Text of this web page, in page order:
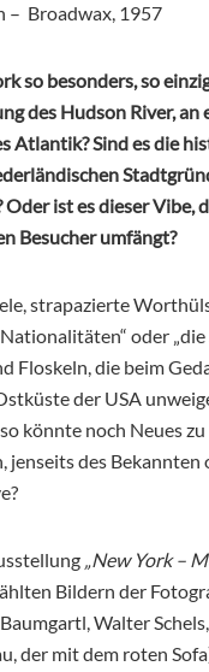
– Broadwax, 1957
so besonders, so
des Hudson River, an
Atlantik? Sind es die
ist es dieser Vibe,
Besucher umfängt?
strapazierte
oder
Floskeln, die beim
der USA
könnte noch Neues
jenseits des Bekannten
„New York –
Bildern der
Walter
der mit dem roten